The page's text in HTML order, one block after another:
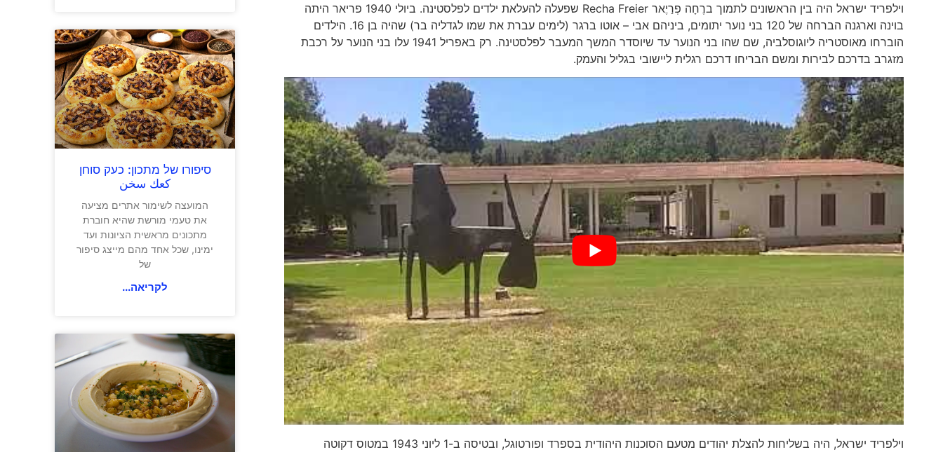
וילפריד ישראל היה בין הראשונים לתמוך ברֶחָה פְרַיֶאר Recha Freier שפעלה להעלאת ילדים לפלסטינה. ביולי 1940 פריאר היתה
בוינה וארגנה הברחה של 120 בני נוער יתומים, ביניהם אבי – אוטו ברגר (לימים עברת את שמו לגדליה בר) שהיה בן 16. הילדים
הוברחו מאוסטריה ליוגוסלביה, שם שהו בני הנוער עד שיוסדר המשך המעבר לפלסטינה. רק באפריל 1941 עלו בני הנוער על רכבת
מזגרב בדרכם לבירות ומשם הבריחו דרכם רגלית ליישובי בגליל והעמק.
וילפריד ישראל, היה בשליחות להצלת יהודים מטעם הסוכנות היהודית בספרד ופורטוגל, ובטיסה ב-1 ליוני 1943 במטוס דקוטה
סיפורו של מתכון: כעק סוחן
كعك سخن
המועצה לשימור אתרים מציעה
את טעמי מורשת שהיא חוברת
מתכונים מראשית הציונות ועד
ימינו, שכל אחד מהם מייצג סיפור
של
לקריאה...